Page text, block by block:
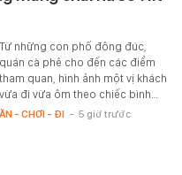
Từ những con phố đông đúc,
quán cà phê cho đến các điểm
tham quan, hình ảnh một vị khách
vừa đi vừa ôm theo chiếc bình…
ĂN - CHƠI - ĐI - 5 giờ trước